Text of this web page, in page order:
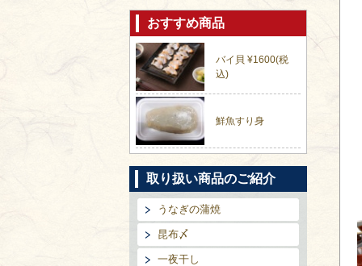
おすすめ商品
バイ貝 ¥1600(税
込)
鮮魚すり身
取り扱い商品のご紹介
うなぎの蒲焼
昆布〆
一夜干し